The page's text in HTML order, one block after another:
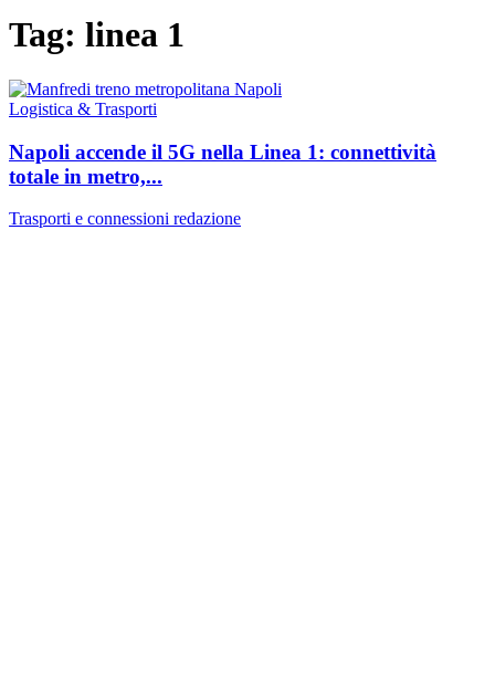
Tag: linea 1
Logistica & Trasporti
Napoli accende il 5G nella Linea 1: connettività
totale in metro,...
Trasporti e connessioni redazione